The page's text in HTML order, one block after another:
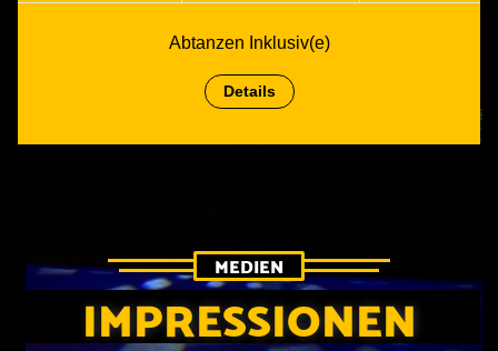
Abtanzen Inklusiv(e)
Details
MEDIEN
IMPRESSIONEN